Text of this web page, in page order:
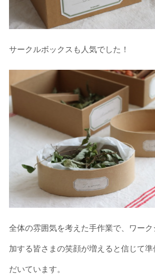
サークルボックスも人気でした！
全体の雰囲気を考えた手作業で、ワー
加する皆さまの笑顔が増えると信じて
だいています。